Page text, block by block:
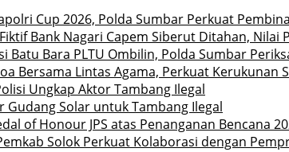
Cup 2026, Polda Sumbar Perkuat
Bank Nagari Capem Siberut Ditahan, Nilai
Batu Bara PLTU Ombilin, Polda Sumbar
Bersama Lintas Agama, Perkuat Kerukunan
Ungkap Aktor Tambang Ilegal
Gudang Solar untuk Tambang Ilegal
of Honour JPS atas Penanganan Bencana
Solok Perkuat Kolaborasi dengan